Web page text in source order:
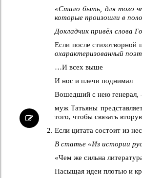
«Стало быть, для того
которые произошли в
Докладчик привёл слова
Если после стихотворной
охарактеризованный
…И всех выше
И нос и плечи поднимал
Вошедший с нею генерал,
муж Татьяны
того, чтобы связать
Если цитата состоит из
В статье «Из истории
«Чем же сильна
Насыщая идеи плотью и